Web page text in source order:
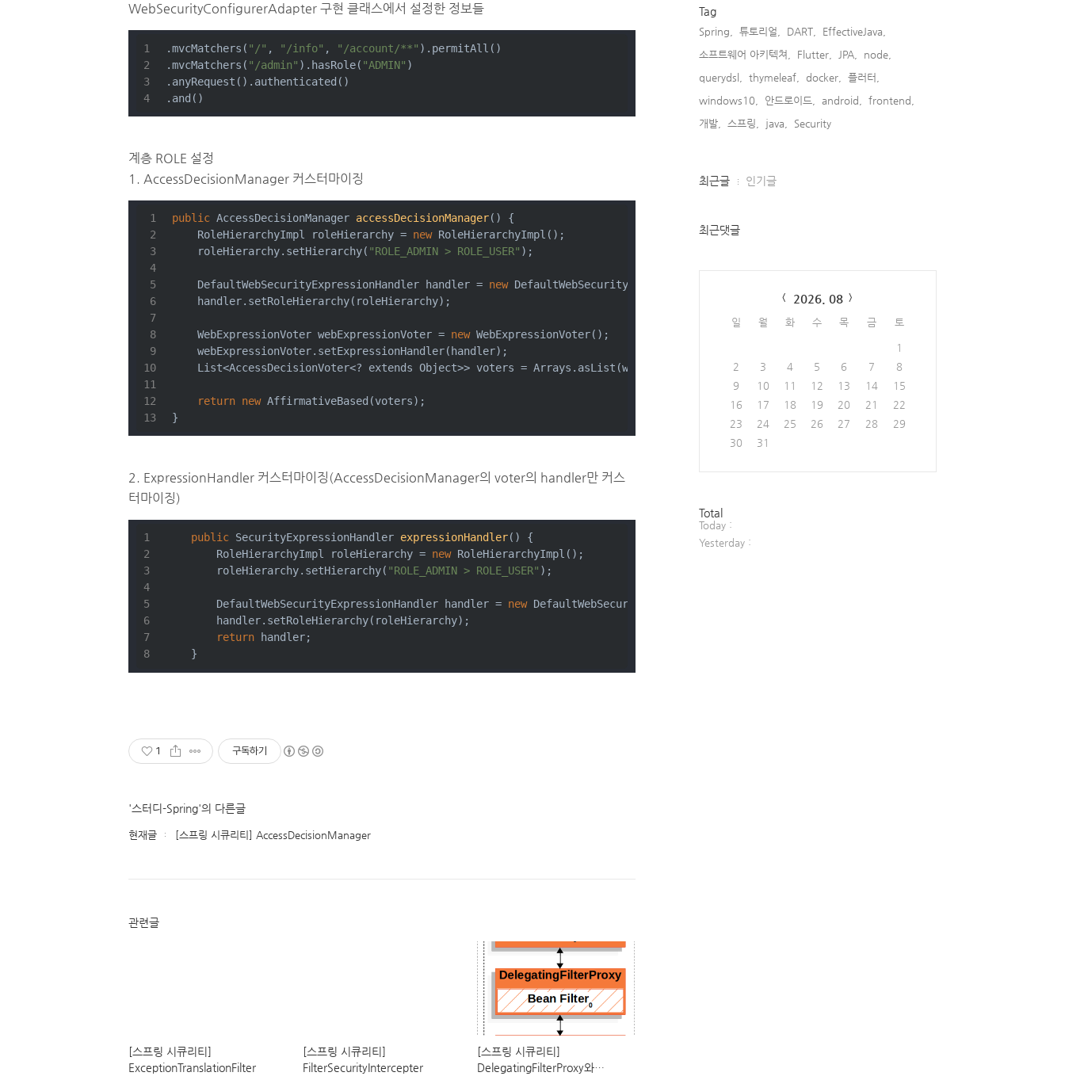
WebSecurityConfigurerAdapter 구현 클래스에서 설정한 정보들
.mvcMatchers( "/" , "/info" , "/account/**" ).permitAll()
.mvcMatchers( "/admin" ).hasRole( "ADMIN" )
.anyRequest().authenticated()
.and()
계층 ROLE 설정
1. AccessDecisionManager 커스터마이징
public AccessDecisionManager accessDecisionManager()
{
    RoleHierarchyImpl roleHierarchy =
new RoleHierarchyImpl();
    roleHierarchy.setHierarchy(
"ROLE_ADMIN > ROLE_USER" );
    DefaultWebSecurityExpressionHandler handler =
new DefaultWebSecurityExpressionHandler();
    handler.setRoleHierarchy(roleHierarchy);
    WebExpressionVoter webExpressionVoter =
new WebExpressionVoter();
    webExpressionVoter.setExpressionHandler(handler);
    List<AccessDecisionVoter<? extends Object>> voters = Arrays.asList(webExpressionVoter);
return new AffirmativeBased(voters);
}
2. ExpressionHandler 커스터마이징(AccessDecisionManager의 voter의 handler만 커스
터마이징)
public SecurityExpressionHandler expressionHandler()
{
        RoleHierarchyImpl roleHierarchy =
new RoleHierarchyImpl();
        roleHierarchy.setHierarchy(
"ROLE_ADMIN > ROLE_USER" );
        DefaultWebSecurityExpressionHandler handler =
new DefaultWebSecurityExpressionHandler();
        handler.setRoleHierarchy(roleHierarchy);
return handler;
    }
1 구독하기
'스터디-Spring'의 다른글
현재글 [스프링 시큐리티] AccessDecisionManager
관련글
[스프링 시큐리티]
ExceptionTranslationFilter
[스프링 시큐리티]
FilterSecurityIntercepter
[스프링 시큐리티]
DelegatingFilterProxy와
Tag
Spring, 튜토리얼, DART,
EffectiveJava,
소프트웨어 아키텍쳐,
Flutter, JPA,
node,
querydsl,
thymeleaf, docker,
플러터,
windows10,
안드로이드, android,
frontend,
개발,
스프링, java, Security,
최
인
최근글 인기글
최근댓글
2026. 08
일 월 화 수 목 금 토
1
2
3 4 5 6 7
8
9
10 11 12 13 14
15
16
17 18 19 20 21
22
23
24 25 26 27 28
29
30
31
방
문
자
수
Total
Today :
Yesterday :